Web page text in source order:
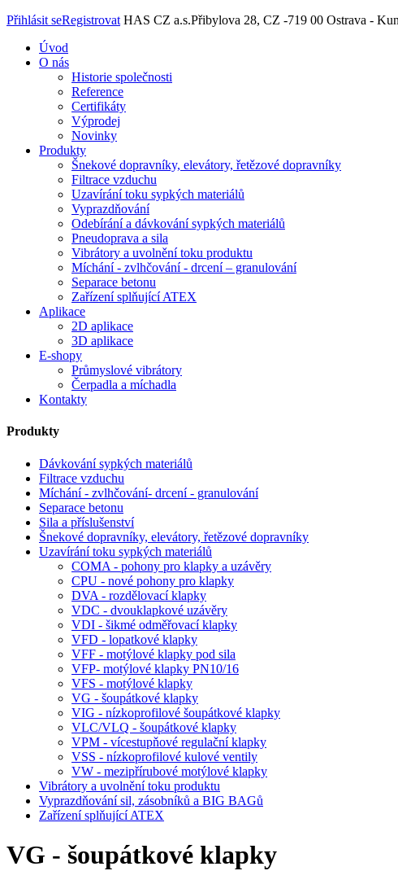
Přihlásit seRegistrovat HAS CZ a.s.Přibylova 28, CZ -719 00 Ostrava -
Úvod
O nás
Historie společnosti
Reference
Certifikáty
Výprodej
Novinky
Produkty
Šnekové dopravníky, elevátory, řetězové dopravníky
Filtrace vzduchu
Uzavírání toku sypkých materiálů
Vyprazdňování
Odebírání a dávkování sypkých materiálů
Pneudoprava a sila
Vibrátory a uvolnění toku produktu
Míchání - zvlhčování - drcení – granulování
Separace betonu
Zařízení splňující ATEX
Aplikace
2D aplikace
3D aplikace
E-shopy
Průmyslové vibrátory
Čerpadla a míchadla
Kontakty
Produkty
Dávkování sypkých materiálů
Filtrace vzduchu
Míchání - zvlhčování- drcení - granulování
Separace betonu
Sila a příslušenství
Šnekové dopravníky, elevátory, řetězové dopravníky
Uzavírání toku sypkých materiálů
COMA - pohony pro klapky a uzávěry
CPU - nové pohony pro klapky
DVA - rozdělovací klapky
VDC - dvouklapkové uzávěry
VDI - šikmé odměřovací klapky
VFD - lopatkové klapky
VFF - motýlové klapky pod sila
VFP- motýlové klapky PN10/16
VFS - motýlové klapky
VG - šoupátkové klapky
VIG - nízkoprofilové šoupátkové klapky
VLC/VLQ - šoupátkové klapky
VPM - vícestupňové regulační klapky
VSS - nízkoprofilové kulové ventily
VW - mezipřírubové motýlové klapky
Vibrátory a uvolnění toku produktu
Vyprazdňování sil, zásobníků a BIG BAGů
Zařízení splňující ATEX
VG - šoupátkové klapky